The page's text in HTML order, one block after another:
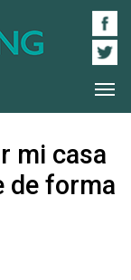
mi casa
de forma